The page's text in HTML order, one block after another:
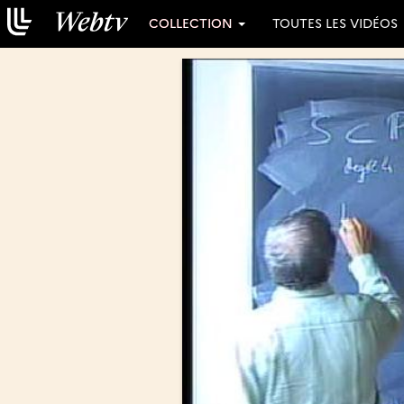
COLLECTION TOUTES LES VIDÉOS